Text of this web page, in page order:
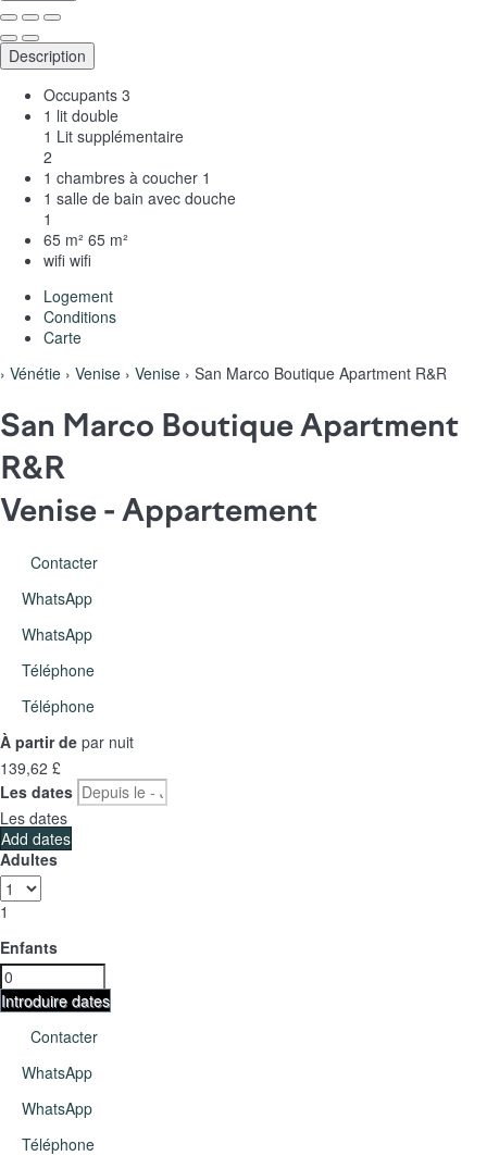
Description
Occupants 3
1 lit double
1 Lit supplémentaire
2
1 chambres à coucher 1
1 salle de bain avec douche
1
65 m² 65 m²
wifi wifi
Logement
Conditions
Carte
› Vénétie › Venise › Venise › San Marco Boutique Apartment R&R
San Marco Boutique Apartment
R&R
Venise - Appartement
Contacter
WhatsApp
WhatsApp
Téléphone
Téléphone
À partir de par nuit
139,62 £
Les dates
Les dates
Add dates
Adultes
1
Enfants
Introduire dates
Contacter
WhatsApp
WhatsApp
Téléphone